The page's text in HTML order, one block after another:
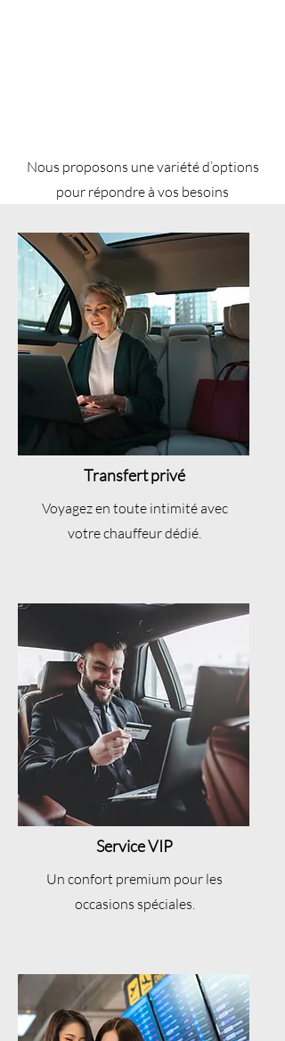
Nous proposons une variété d’options
pour répondre à vos besoins
Transfert privé
Voyagez en toute intimité avec
votre chauffeur dédié.
Service VIP
Un confort premium pour les
occasions spéciales.